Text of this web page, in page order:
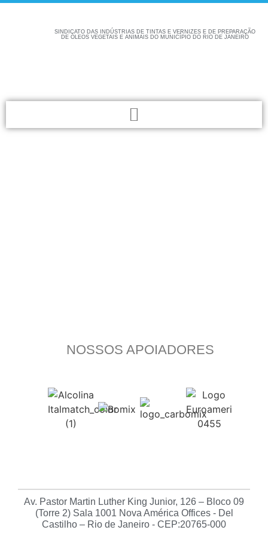
SINDICATO DAS INDÚSTRIAS DE TINTAS E VERNIZES E DE PREPARAÇÃO
DE ÓLEOS VEGETAIS E ANIMAIS DO MUNICÍPIO DO RIO DE JANEIRO
NOSSOS APOIADORES
Av. Pastor Martin Luther King Junior, 126 – Bloco 09
(Torre 2) Sala 1001 Nova América Offices - Del
Castilho – Rio de Janeiro - CEP:20765-000